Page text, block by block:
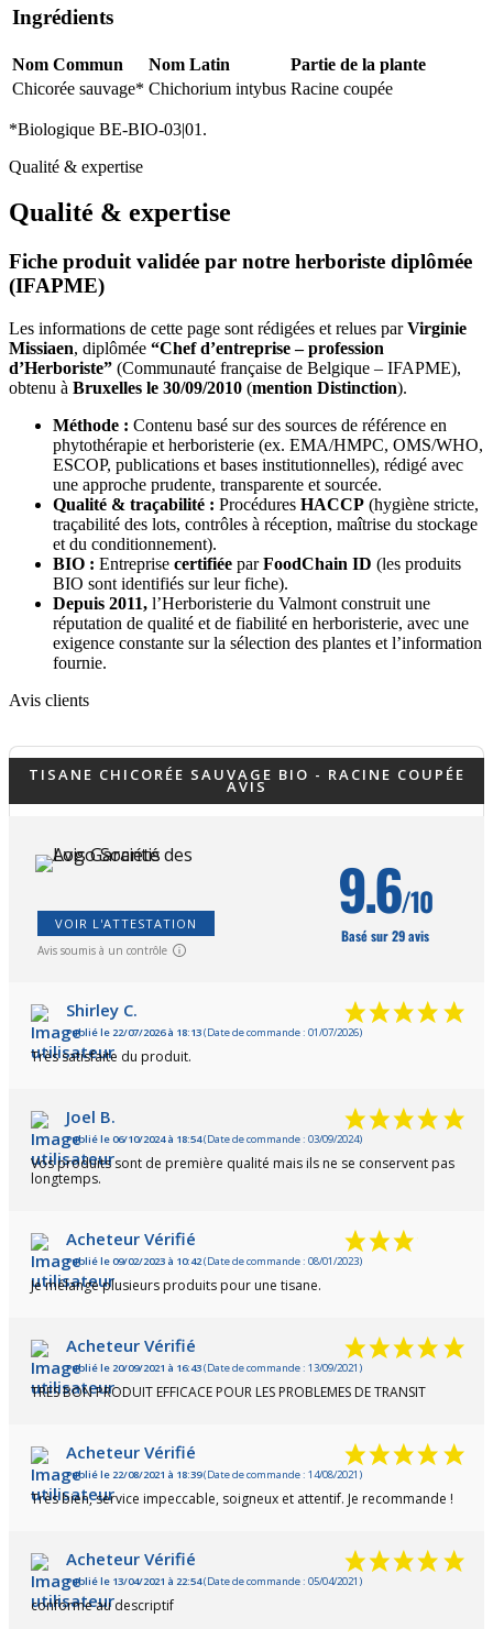
Ingrédients
Nom Commun Nom Latin
Partie de la plante
Chicorée sauvage* Chichorium intybus Racine coupée
*Biologique BE-BIO-03|01.
Qualité & expertise
Qualité & expertise
Fiche produit validée par notre herboriste diplômée
(IFAPME)
Les informations de cette page sont rédigées et relues parVirginie
Missiaen, diplômée “Chef d’entreprise – profession
d’Herboriste” (Communauté française de Belgique – IFAPME),
obtenu à Bruxelles le 30/09/2010 (mention Distinction).
Méthode : Contenu basé sur des sources de référence en
phytothérapie et herboristerie (ex. EMA/HMPC, OMS/WHO,
ESCOP, publications et bases institutionnelles), rédigé avec
une approche prudente, transparente et sourcée.
Qualité & traçabilité : Procédures HACCP (hygiène stricte,
traçabilité des lots, contrôles à réception, maîtrise du stockage
et du conditionnement).
BIO : Entreprise certifiée parFoodChain ID (les produits
BIO sont identifiés sur leur fiche).
Depuis 2011, l’Herboristerie du Valmont construit une
réputation de qualité et de fiabilité en herboristerie, avec une
exigence constante sur la sélection des plantes et l’information
fournie.
Avis clients
TISANE CHICORÉE SAUVAGE BIO - RACINE COUPÉE
AVIS
VOIR L'ATTESTATION
Avis soumis à un contrôle
9.6/10
Basé sur 29 avis
Shirley C.
Publié le 22/07/2026 à 18:13(Date de commande : 01/07/2026)
Très satisfaite du produit.
Joel B.
Publié le 06/10/2024 à 18:54(Date de commande : 03/09/2024)
Vos produits sont de première qualité mais ils ne se conservent pas
longtemps.
Acheteur Vérifié
Publié le 09/02/2023 à 10:42(Date de commande : 08/01/2023)
Je mélange plusieurs produits pour une tisane.
Acheteur Vérifié
Publié le 20/09/2021 à 16:43(Date de commande : 13/09/2021)
TRES BON PRODUIT EFFICACE POUR LES PROBLEMES DE TRANSIT
Acheteur Vérifié
Publié le 22/08/2021 à 18:39(Date de commande : 14/08/2021)
Très bien, service impeccable, soigneux et attentif. Je recommande !
Acheteur Vérifié
Publié le 13/04/2021 à 22:54(Date de commande : 05/04/2021)
conforme au descriptif